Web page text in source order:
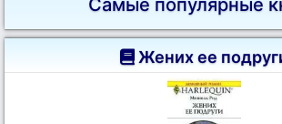
Самые популярные
Жених ее